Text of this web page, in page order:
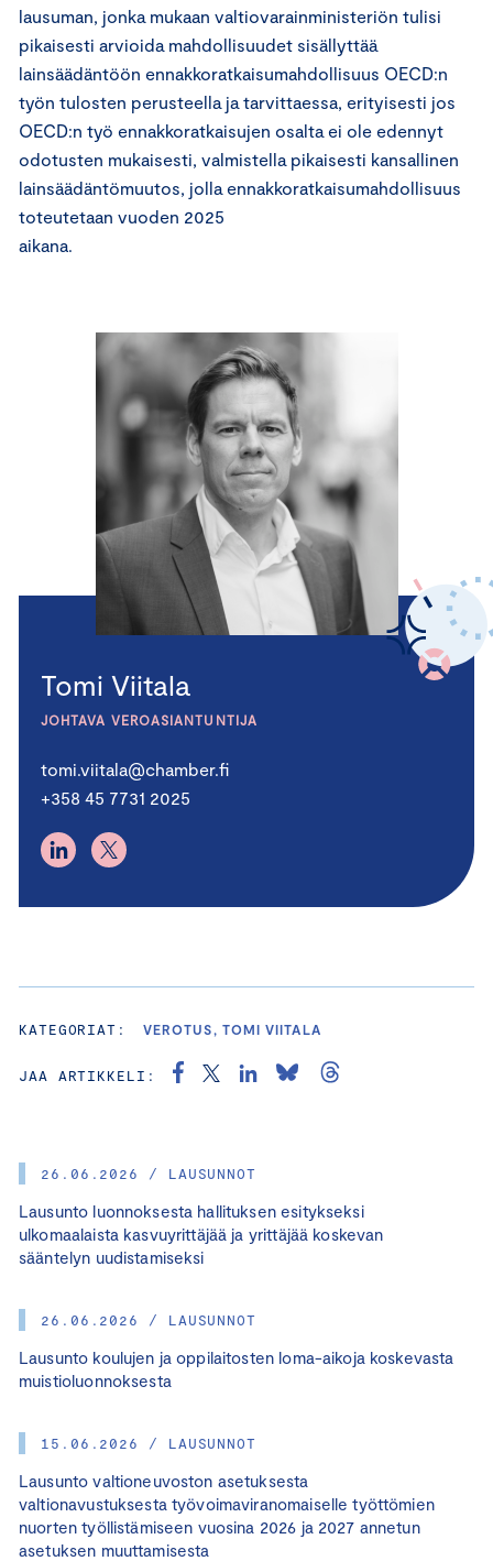
26.06.2026 / LAUSUNNOT
Lausunto luonnoksesta hallituksen esitykseksi
ulkomaalaista kasvuyrittäjää ja yrittäjää koskevan
sääntelyn uudistamiseksi
26.06.2026 / LAUSUNNOT
Lausunto koulujen ja oppilaitosten loma-aikoja koskevasta
muistioluonnoksesta
15.06.2026 / LAUSUNNOT
Lausunto valtioneuvoston asetuksesta
valtionavustuksesta työvoimaviranomaiselle työttömien
nuorten työllistämiseen vuosina 2026 ja 2027 annetun
asetuksen muuttamisesta
lausuman, jonka mukaan valtiovarainministeriön tulisi
pikaisesti arvioida mahdollisuudet sisällyttää
lainsäädäntöön ennakkoratkaisumahdollisuus OECD:n
työn tulosten perusteella ja tarvittaessa, erityisesti jos
OECD:n työ ennakkoratkaisujen osalta ei ole edennyt
odotusten mukaisesti, valmistella pikaisesti kansallinen
lainsäädäntömuutos, jolla ennakkoratkaisumahdollisuus
toteutetaan vuoden 2025
aikana.
Tomi Viitala
JOHTAVA VEROASIANTUNTIJA
tomi.viitala@chamber.fi
+358 45 7731 2025
KATEGORIAT: VEROTUS, TOMI VIITALA
JAA ARTIKKELI: